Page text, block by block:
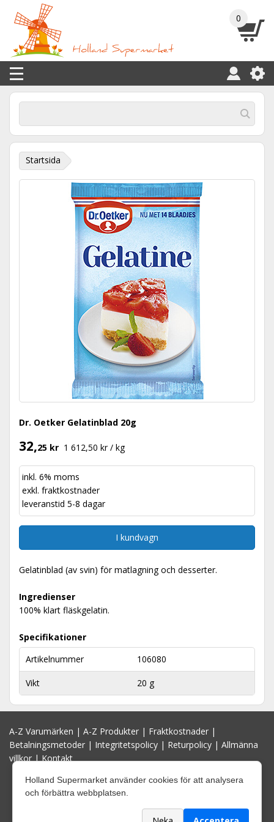
0
Startsida
Dr. Oetker Gelatinblad 20g
32,25 kr 1 612,50 kr / kg
inkl. 6% moms
exkl. fraktkostnader
leveranstid 5-8 dagar
I kundvagn
Gelatinblad (av svin) för matlagning och desserter.
Ingredienser
100% klart fläskgelatin.
Specifikationer
Artikelnummer
106080
Vikt 20 g
A-Z Varumärken | A-Z Produkter | Fraktkostnader |
Betalningsmetoder | Integritetspolicy | Returpolicy | Allmänna
villkor|Kontakt
Holland Supermarket använder cookies för att analysera
och förbättra webbplatsen.